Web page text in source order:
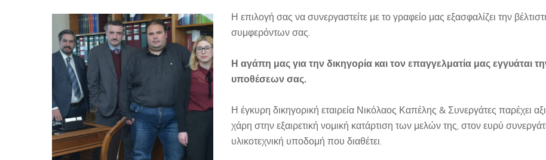
Η επιλογή σας να συνεργαστείτε με το γραφείο μας εξασφαλίζει την
συμφερόντων σας.
Η αγάπη μας για την δικηγορία και τον επαγγελματία μας εγγυάται
υποθέσεων σας.
Η έγκυρη δικηγορική εταιρεία Νικόλαος Καπέλης & Συνεργάτες παρέχει
χάρη στην εξαιρετική νομική κατάρτιση των μελών της, στον ευρύ
υλικοτεχνική υποδομή που διαθέτει.